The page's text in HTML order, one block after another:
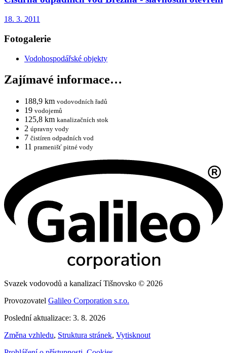
18. 3. 2011
Fotogalerie
Vodohospodářské objekty
Zajímavé informace…
188,9 km vodovodních řadů
19 vodojemů
125,8 km kanalizačních stok
2 úpravny vody
7 čistíren odpadních vod
11 pramenišť pitné vody
Svazek vodovodů a kanalizací Tišnovsko © 2026
Provozovatel Galileo Corporation s.r.o.
Poslední aktualizace: 3. 8. 2026
Změna vzhledu, Struktura stránek, Vytisknout